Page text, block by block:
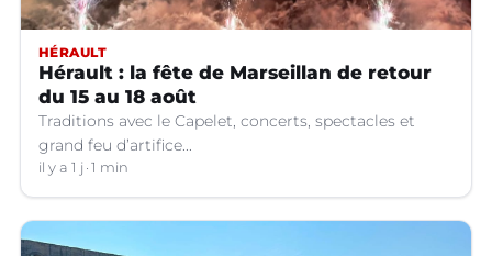
HÉRAULT
Hérault : la fête de Marseillan de retour
du 15 au 18 août
Traditions avec le Capelet, concerts, spectacles et
grand feu d’artifice...
il y a 1 j 1 min